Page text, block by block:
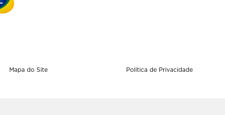
Mapa do Site Politica de Privacidade